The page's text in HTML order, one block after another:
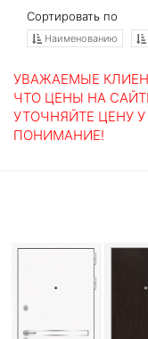
Назначение
В квартиру В дом
В общий коридор
С шумоизоляцией
Материал отделки
Популярные цвета
Белые Коричневые
Серые Тёмно-
Сортировать по
Наименованию
УВАЖАЕМЫЕ
ЧТО ЦЕНЫ НА
УТОЧНЯЙТЕ ЦЕНУ
ПОНИМАНИЕ!